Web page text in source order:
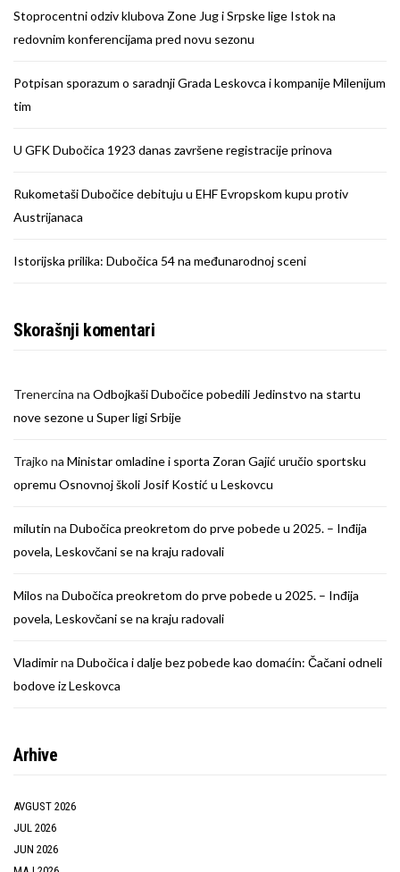
Stoprocentni odziv klubova Zone Jug i Srpske lige Istok na
redovnim konferencijama pred novu sezonu
Potpisan sporazum o saradnji Grada Leskovca i kompanije Milenijum
tim
U GFK Dubočica 1923 danas završene registracije prinova
Rukometaši Dubočice debituju u EHF Evropskom kupu protiv
Austrijanaca
Istorijska prilika: Dubočica 54 na međunarodnoj sceni
Skorašnji komentari
Trenercina na Odbojkaši Dubočice pobedili Jedinstvo na startu
nove sezone u Super ligi Srbije
Trajko na Ministar omladine i sporta Zoran Gajić uručio sportsku
opremu Osnovnoj školi Josif Kostić u Leskovcu
milutin na Dubočica preokretom do prve pobede u 2025. – Inđija
povela, Leskovčani se na kraju radovali
Milos na Dubočica preokretom do prve pobede u 2025. – Inđija
povela, Leskovčani se na kraju radovali
Vladimirna Dubočica i dalje bez pobede kao domaćin: Čačani odneli
bodove iz Leskovca
Arhive
AVGUST 2026
JUL 2026
JUN 2026